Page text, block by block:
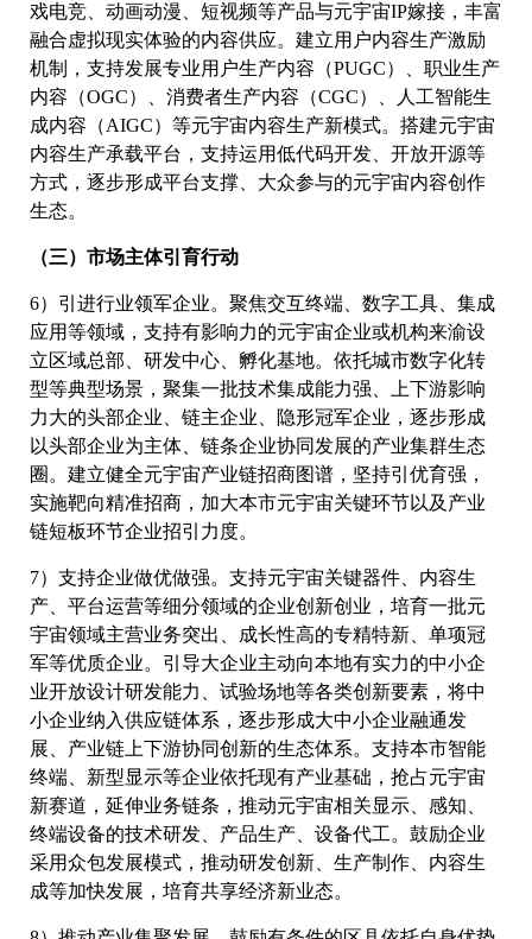
戏电竞、动画动漫、短视频等产品与元宇宙IP嫁接，丰富
融合虚拟现实体验的内容供应。建立用户内容生产激励
机制，支持发展专业用户生产内容（PUGC）、职业生产
内容（OGC）、消费者生产内容（CGC）、人工智能生
成内容（AIGC）等元宇宙内容生产新模式。搭建元宇宙
内容生产承载平台，支持运用低代码开发、开放开源等
方式，逐步形成平台支撑、大众参与的元宇宙内容创作
生态。
（三）市场主体引育行动
6）引进行业领军企业。聚焦交互终端、数字工具、集成
应用等领域，支持有影响力的元宇宙企业或机构来渝设
立区域总部、研发中心、孵化基地。依托城市数字化转
型等典型场景，聚集一批技术集成能力强、上下游影响
力大的头部企业、链主企业、隐形冠军企业，逐步形成
以头部企业为主体、链条企业协同发展的产业集群生态
圈。建立健全元宇宙产业链招商图谱，坚持引优育强，
实施靶向精准招商，加大本市元宇宙关键环节以及产业
链短板环节企业招引力度。
7）支持企业做优做强。支持元宇宙关键器件、内容生
产、平台运营等细分领域的企业创新创业，培育一批元
宇宙领域主营业务突出、成长性高的专精特新、单项冠
军等优质企业。引导大企业主动向本地有实力的中小企
业开放设计研发能力、试验场地等各类创新要素，将中
小企业纳入供应链体系，逐步形成大中小企业融通发
展、产业链上下游协同创新的生态体系。支持本市智能
终端、新型显示等企业依托现有产业基础，抢占元宇宙
新赛道，延伸业务链条，推动元宇宙相关显示、感知、
终端设备的技术研发、产品生产、设备代工。鼓励企业
采用众包发展模式，推动研发创新、生产制作、内容生
成等加快发展，培育共享经济新业态。